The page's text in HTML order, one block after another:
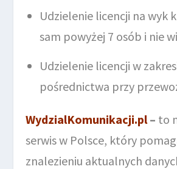
Udzielenie licencji na wyk
sam powyżej 7 osób i nie
Udzielenie licencji w
pośrednictwa przy
WydzialKomunikacji.pl– to
serwis w Polsce, który
znalezieniu aktualnych